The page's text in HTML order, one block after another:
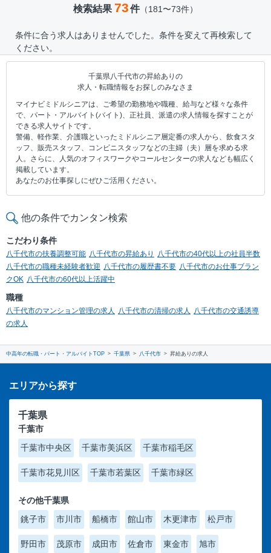
検索結果 73件（181〜73件）
条件に合う求人はありませんでした。条件を変えて再検索して
ください。
千葉県八千代市の昇給ありの
求人・転職情報をお探しのみなさま
マイナビミドルシニアは、ご希望の勤務地や職種、給与など様々な条件
で、パート・アルバイト(バイト)、正社員、派遣の求人情報を探すことが
できる求人サイトです。
警備、軽作業、介護職といったミドルシニア層定番の求人から、飲食スタ
ッフ、販売スタッフ、コンビニスタッフなどの主婦（夫）層を求める求
人。さらに、人気のオフィスワークやコールセンターの求人なども幅広く
掲載しています。
あなたのお仕事探しにぜひご活用ください。
他の条件でカンタン検索
こだわり条件
八千代市の扶養調整可能 八千代市の昇給あり
八千代市の40代以上の社員半数
八千代市の職種未経験者歓迎 八千代市の履歴書不要 八千代市のお仕事ブラン
クOK 八千代市の60代以上活躍中
職種
八千代市のマンション管理の求人 八千代市の清掃の求人 八千代市の交通誘導
の求人
中高年の転職・パート・アルバイトTOP 千葉県 八千代市 昇給ありの求人
エリアから探す
千葉県
千葉市
千葉市中央区
千葉市美浜区 千葉市稲毛区
千葉市花見川区 千葉市若葉区 千葉市緑区
その他千葉県
銚子市
市川市 船橋市 館山市 木更津市 松戸市
野田市 茂原市 成田市 佐倉市 東金市 旭市